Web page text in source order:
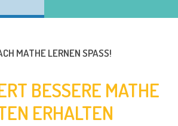
MATHE LERNEN SPASS!
BESSERE MATHE
ERHALTEN